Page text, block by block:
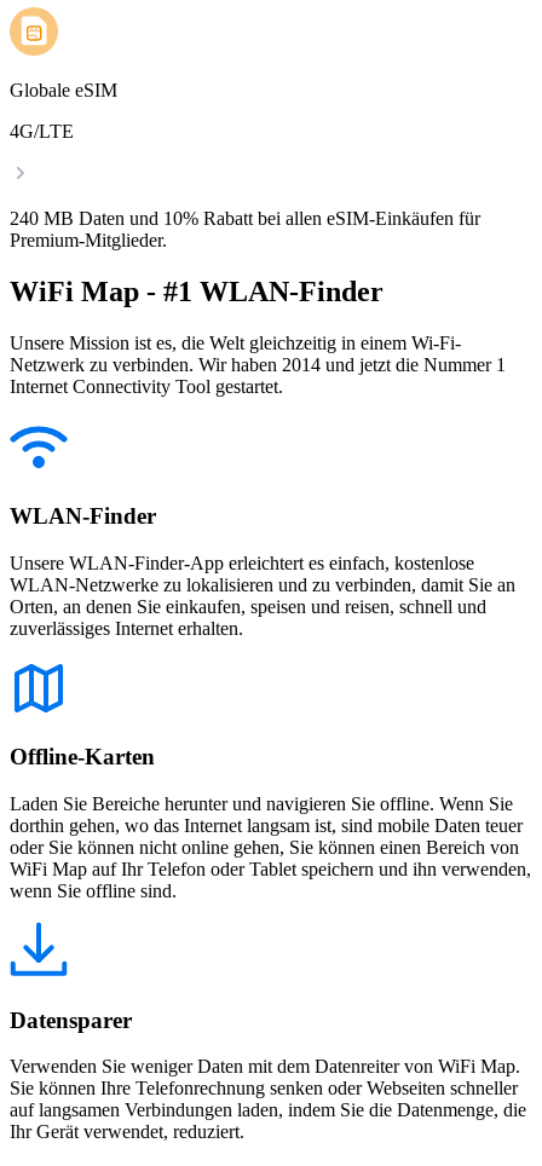
Globale eSIM
4G/LTE
240 MB Daten und 10% Rabatt bei allen eSIM-Einkäufen für
Premium-Mitglieder.
WiFi Map - #1 WLAN-Finder
Unsere Mission ist es, die Welt gleichzeitig in einem Wi-Fi-
Netzwerk zu verbinden. Wir haben 2014 und jetzt die Nummer 1
Internet Connectivity Tool gestartet.
WLAN-Finder
Unsere WLAN-Finder-App erleichtert es einfach, kostenlose
WLAN-Netzwerke zu lokalisieren und zu verbinden, damit Sie an
Orten, an denen Sie einkaufen, speisen und reisen, schnell und
zuverlässiges Internet erhalten.
Offline-Karten
Laden Sie Bereiche herunter und navigieren Sie offline. Wenn Sie
dorthin gehen, wo das Internet langsam ist, sind mobile Daten teuer
oder Sie können nicht online gehen, Sie können einen Bereich von
WiFi Map auf Ihr Telefon oder Tablet speichern und ihn verwenden,
wenn Sie offline sind.
Datensparer
Verwenden Sie weniger Daten mit dem Datenreiter von WiFi Map.
Sie können Ihre Telefonrechnung senken oder Webseiten schneller
auf langsamen Verbindungen laden, indem Sie die Datenmenge, die
Ihr Gerät verwendet, reduziert.